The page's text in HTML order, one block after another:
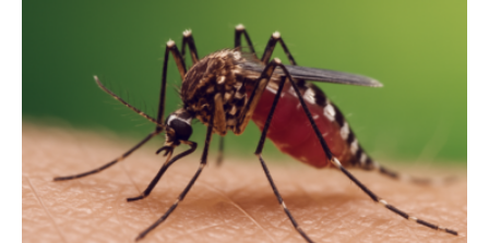
Grünalgen, die vor Hunderten von Millionen Jahren
lebten. Unter den Vorfahren sticht eine Gruppe heraus,
die noch heute in der Natur vorkommt: die
Süßwasseralge Coleochaetophyceae. Einige Arten
dieser Gruppe bilden aus Zellfäden dichte Geflechte
mit scheibenförmiger Gestalt. Was auffällig ist: Die
nächsten…